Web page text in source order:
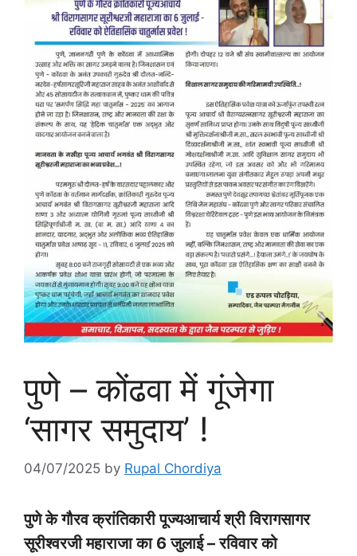
पुणे – कोंढवा में गूंजेगा
‘सागर समुदाय’ !
04/07/2025 by Rupal Chordiya
पुणे के गौरव क्रांतिकारी पूज्यआचार्य श्री विरागसागर
सूरीश्वरजी महाराजा का 6 जुलाई – रविवार को